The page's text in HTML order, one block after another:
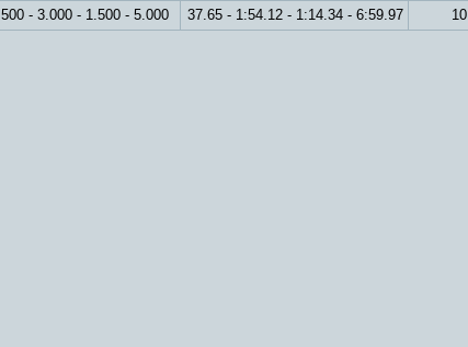
500 - 3.000 - 1.500 - 5.000 37.65 - 1:54.12 - 1:14.34 - 6:59.97 10